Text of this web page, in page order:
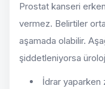
Prostat kanseri
vermez. Belirtiler
aşamada olabilir.
şiddetleniyorsa
İdrar yaparken